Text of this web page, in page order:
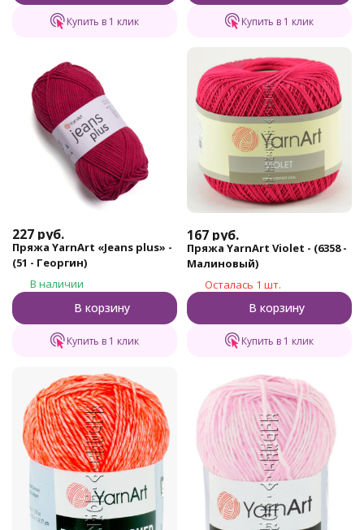
Купить в 1 клик Купить в 1 клик
227 руб.
Пряжа YarnArt «Jeans plus» -
(51 - Георгин)
В наличии
В корзину
Купить в 1 клик
167 руб.
Пряжа YarnArt Violet - (6358 -
Малиновый)
Осталась 1 шт.
В корзину
Купить в 1 клик